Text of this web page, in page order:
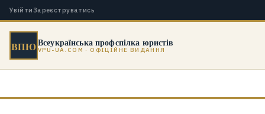
Увійти Зареєструватись
ВПЮВсеукраїнська профспілка юристів
VPU-UA.COM · ОФІЦІЙНЕ ВИДАННЯ